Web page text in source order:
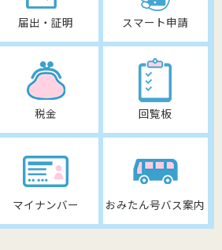
届出・証明 スマート申請
税金 回覧板
マイナンバー おみたん号バス案内